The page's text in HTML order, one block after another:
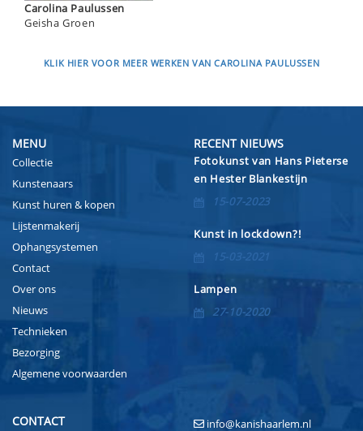
Carolina Paulussen
Geisha Groen
KLIK HIER VOOR MEER WERKEN VAN CAROLINA PAULUSSEN
MENU
Collectie
Kunstenaars
Kunst huren & kopen
Lijstenmakerij
Ophangsystemen
Contact
Over ons
Nieuws
Technieken
Bezorging
Algemene voorwaarden
RECENT NIEUWS
Fotokunst van Hans Pieterse
en Hester Blankestijn
15-07-2023
Kunst in lockdown?!
15-03-2021
Lampen
27-10-2020
CONTACT info@kanishaarlem.nl